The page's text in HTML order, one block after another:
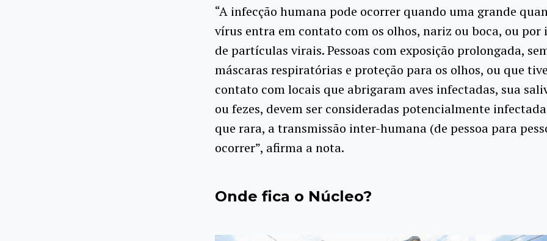
“A infecção humana pode ocorrer quando uma grande
vírus entra em contato com os olhos, nariz ou boca, ou por
de partículas virais. Pessoas com exposição prolongada,
máscaras respiratórias e proteção para os olhos, ou que
contato com locais que abrigaram aves infectadas, sua
ou fezes, devem ser consideradas potencialmente
que rara, a transmissão inter-humana (de pessoa para
ocorrer”, afirma a nota.
Onde fica o Núcleo?